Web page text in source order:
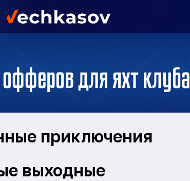
для яхт клуба
приключения
выходные